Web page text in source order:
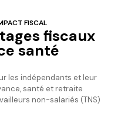
FISCAL
fiscaux
santé
les indépendants et leur
santé et retraite
non-salariés (TNS)